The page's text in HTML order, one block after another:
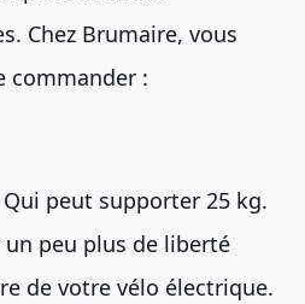
Chez Brumaire, vous
commander :
peut supporter 25 kg.
peu plus de liberté
de votre vélo électrique.